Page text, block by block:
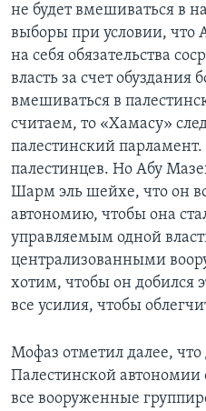
не будет вмешиваться в
выборы при условии, что
на себя обязательства
власть за счет
вмешиваться в
считаем, то «Хамасу»
палестинский
палестинцев. Но Абу
Шарм эль шейхе, что он
автономию, чтобы она
управляемым одной
централизованными
хотим, чтобы он добился
все усилия, чтобы
Мофаз отметил далее, что
Палестинской автономии
все вооруженные